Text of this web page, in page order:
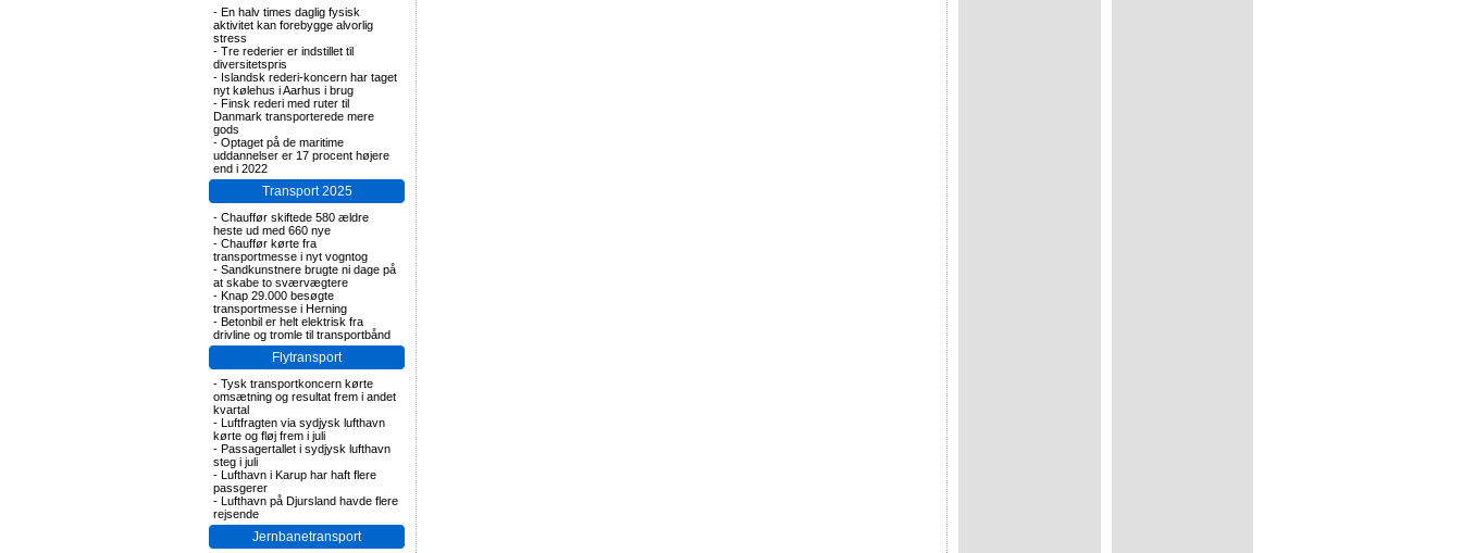
- En halv times daglig fysisk
aktivitet kan forebygge alvorlig
stress
- Tre rederier er indstillet til
diversitetspris
- Islandsk rederi-koncern har taget
nyt kølehus i Aarhus i brug
- Finsk rederi med ruter til
Danmark transporterede mere
gods
- Optaget på de maritime
uddannelser er 17 procent højere
end i 2022
Transport 2025
- Chauffør skiftede 580 ældre
heste ud med 660 nye
- Chauffør kørte fra
transportmesse i nyt vogntog
- Sandkunstnere brugte ni dage på
at skabe to sværvægtere
- Knap 29.000 besøgte
transportmesse i Herning
- Betonbil er helt elektrisk fra
drivline og tromle til transportbånd
Flytransport
- Tysk transportkoncern kørte
omsætning og resultat frem i andet
kvartal
- Luftfragten via sydjysk lufthavn
kørte og fløj frem i juli
- Passagertallet i sydjysk lufthavn
steg i juli
- Lufthavn i Karup har haft flere
passgerer
- Lufthavn på Djursland havde flere
rejsende
Jernbanetransport